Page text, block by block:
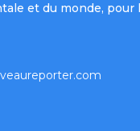
et du monde, pour